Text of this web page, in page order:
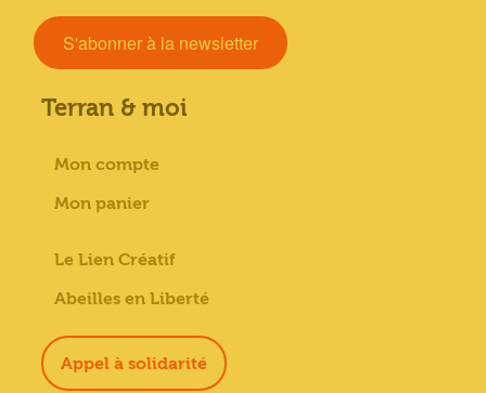
S'abonner à la newsletter
Terran & moi
Mon compte
Mon panier
Le Lien Créatif
Abeilles en Liberté
Appel à solidarité